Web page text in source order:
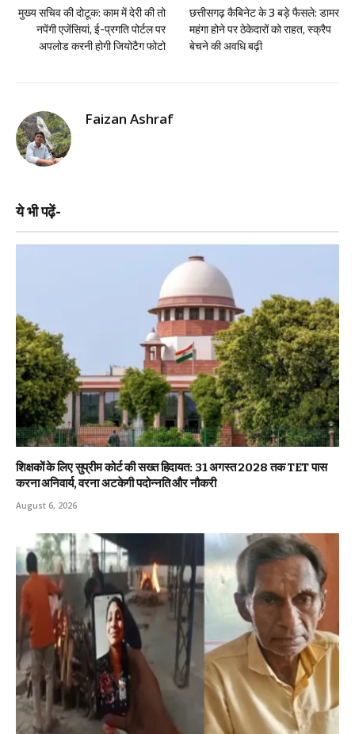
मुख्य सचिव की दोटूक: काम में देरी की तो
नपेंगी एजेंसियां, ई-प्रगति पोर्टल पर
अपलोड करनी होगी जियोटैग फोटो
छत्तीसगढ़ कैबिनेट के 3 बड़े फैसले: डामर
महंगा होने पर ठेकेदारों को राहत, स्क्रैप
बेचने की अवधि बढ़ी
Faizan Ashraf
ये भी पढ़ें-
शिक्षकों के लिए सुप्रीम कोर्ट की सख्त हिदायत: 31 अगस्त 2028 तक TET पास
करना अनिवार्य, वरना अटकेगी पदोन्नति और नौकरी
August 6, 2026